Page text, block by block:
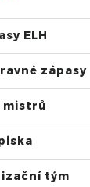
ELH
zápasy
mistrů
tým